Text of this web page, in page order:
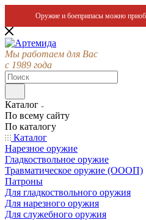
Оружие и боеприпасы можно
Мы работаем для Вас
с 1989 года
Каталог
По всему сайту
По каталогу
Каталог
Нарезное оружие
Гладкоствольное оружие
Травматическое оружие (ОООП)
Патроны
Для гладкоствольного оружия
Для нарезного оружия
Для служебного оружия